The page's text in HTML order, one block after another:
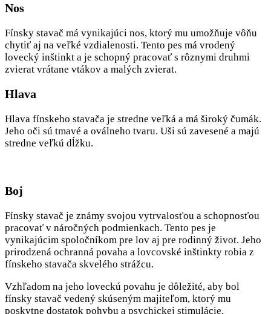
Nos
Fínsky stavač má vynikajúci nos, ktorý mu umožňuje vôňu
chytiť aj na veľké vzdialenosti. Tento pes má vrodený
lovecký inštinkt a je schopný pracovať s rôznymi druhmi
zvierat vrátane vtákov a malých zvierat.
Hlava
Hlava fínskeho stavača je stredne veľká a má široký čumák.
Jeho oči sú tmavé a oválneho tvaru. Uši sú zavesené a majú
stredne veľkú dĺžku.
Boj
Fínsky stavač je známy svojou vytrvalosťou a schopnosťou
pracovať v náročných podmienkach. Tento pes je
vynikajúcim spoločníkom pre lov aj pre rodinný život. Jeho
prirodzená ochranná povaha a lovcovské inštinkty robia z
fínskeho stavača skvelého strážcu.
Vzhľadom na jeho loveckú povahu je dôležité, aby bol
fínsky stavač vedený skúseným majiteľom, ktorý mu
poskytne dostatok pohybu a psychickej stimulácie.